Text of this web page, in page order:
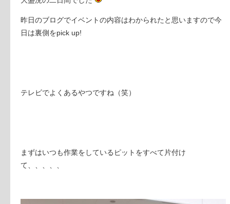
昨日のブログでイベントの内容はわかられたと思いますので今
日は裏側をpick up!
テレビでよくあるやつですね（笑）
まずはいつも作業をしているピットをすべて片付け
て、、、、、